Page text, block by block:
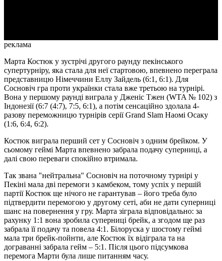
реклама
Марта Костюк у зустрічі другого раунду пекінського
супертурніру, яка стала для неї стартовою, впевнено переграла
представницю Німеччини Еллу Зайдель (6:1, 6:1). Для
Сосновіч гра проти українки стала вже третьою на турнірі.
Вона у першому раунді виграла у Дженіс Тжен (WTA № 102) з
Індонезії (6:7 (4:7), 7:5, 6:1), а потім сенсаційно здолала 4-
разову переможницю турнірів серії Grand Slam Наомі Осаку
(1:6, 6:4, 6:2).
Костюк виграла перший сет у Сосновіч з одним брейком. У
сьомому геймі Марта впевнено забрала подачу суперниці, а
далі свою переваги спокійно втримала.
Так звана "нейтральна" Сосновіч на поточному турнірі у
Пекіні мала дві перемоги з камбеком, тому успіх у першій
партії Костюк ще нічого не гарантував – його треба було
підтвердити перемогою у другому сеті, аби не дати суперниці
шанс на повернення у гру. Марта зіграла відповідально: за
рахунку 1:1 вона зробила суперниці брейк, а згодом ще раз
забрала її подачу та повела 4:1. Білоруска у шостому геймі
мала три брейк-пойнти, але Костюк їх відіграла та на
дограванні забрала гейм – 5:1. Після цього підсумкова
перемога Марти була лише питанням часу.